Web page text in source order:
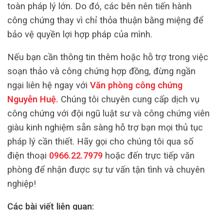
toàn pháp lý lớn. Do đó, các bên nên tiến hành
công chứng thay vì chỉ thỏa thuận bằng miệng để
bảo vệ quyền lợi hợp pháp của mình.
Nếu bạn cần thông tin thêm hoặc hỗ trợ trong việc
soạn thảo và công chứng hợp đồng, đừng ngần
ngại liên hệ ngay với Văn phòng công chứng
Nguyễn Huệ. Chúng tôi chuyên cung cấp dịch vụ
công chứng với đội ngũ luật sư và công chứng viên
giàu kinh nghiệm sẵn sàng hỗ trợ bạn mọi thủ tục
pháp lý cần thiết. Hãy gọi cho chúng tôi qua số
điện thoại 0966.22.7979 hoặc đến trực tiếp văn
phòng để nhận được sự tư vấn tận tình và chuyên
nghiệp!
Các bài viết liên quan: